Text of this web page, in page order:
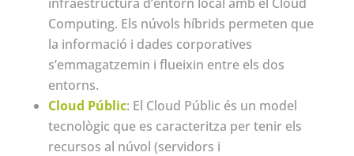
Computing. Els núvols híbrids permeten que
la informació i dades corporatives
s’emmagatzemin i flueixin entre els dos
entorns.
Cloud Públic: El Cloud Públic és un model
tecnològic que es caracteritza per tenir els
recursos al núvol (servidors i